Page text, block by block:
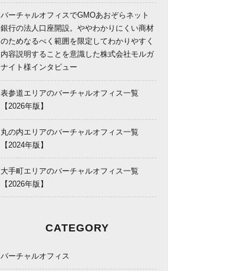
バーチャルオフィスでGMOあおぞらネット
銀行の法人口座開設。ややわかりにくい商材
のためなるべく範囲を限定してわかりやすく
内容説明することを意識した株式会社モルガ
ナイト様インタビュー
表参道エリアのバーチャルオフィス一覧
【2026年版】
丸の内エリアのバーチャルオフィス一覧
【2024年版】
大手町エリアのバーチャルオフィス一覧
【2026年版】
CATEGORY
バーチャルオフィス